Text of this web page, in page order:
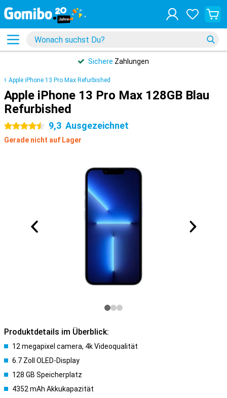
Sichere Zahlungen
Apple iPhone 13 Pro Max Refurbished
Apple iPhone 13 Pro Max 128GB Blau
Refurbished
4.5 Sterne 9,3 Ausgezeichnet
Gerade nicht auf Lager
Produktdetails im Überblick:
12 megapixel camera, 4k Videoqualität
6.7 Zoll OLED-Display
128 GB Speicherplatz
4352 mAh Akkukapazität